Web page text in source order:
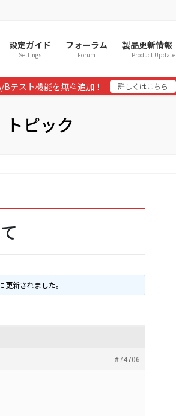
設定ガイド
Settings
フォーラム
Forum
製品更新情報
Product Update
テスト機能を無料追加！ 詳しくはこちら
トピック
更新されました。
#74706